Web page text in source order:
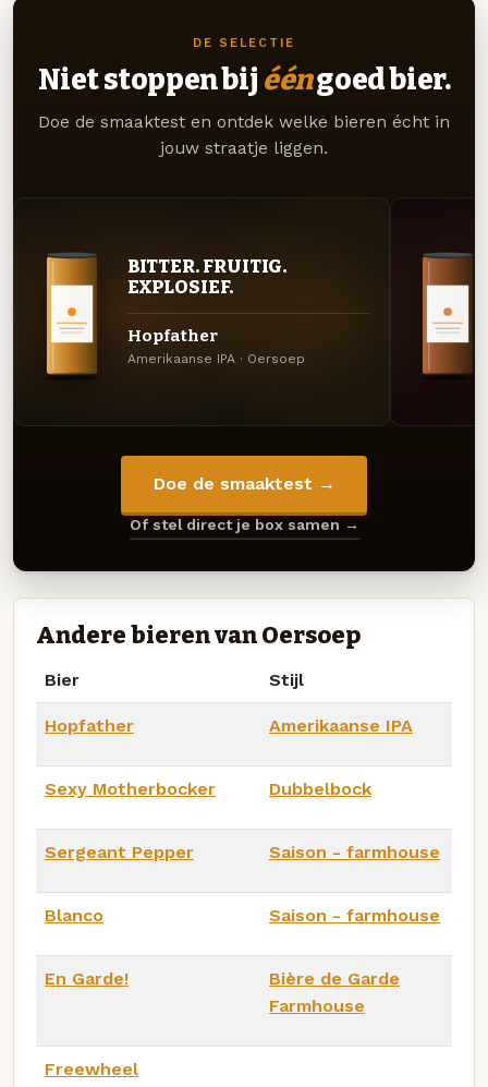
DE SELECTIE
Niet stoppen bij ééngoed bier.
Doe de smaaktest en ontdek welke bieren écht in
jouw straatje liggen.
BITTER. FRUITIG.
EXPLOSIEF.
Hopfather
Amerikaanse IPA · Oersoep
Doe de smaaktest →
Of stel direct je box samen →
Andere bieren van Oersoep
Bier Stijl
Hopfather Amerikaanse IPA
Sexy Motherbocker Dubbelbock
Sergeant Pepper Saison - farmhouse
Blanco Saison - farmhouse
En Garde!
Bière de Garde
Farmhouse
Freewheel